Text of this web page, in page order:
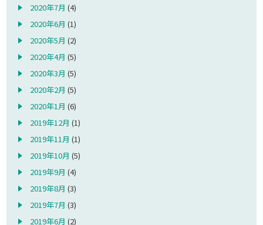
2020年7月 (4)
2020年6月 (1)
2020年5月 (2)
2020年4月 (5)
2020年3月 (5)
2020年2月 (5)
2020年1月 (6)
2019年12月 (1)
2019年11月 (1)
2019年10月 (5)
2019年9月 (4)
2019年8月 (3)
2019年7月 (3)
2019年6月 (2)